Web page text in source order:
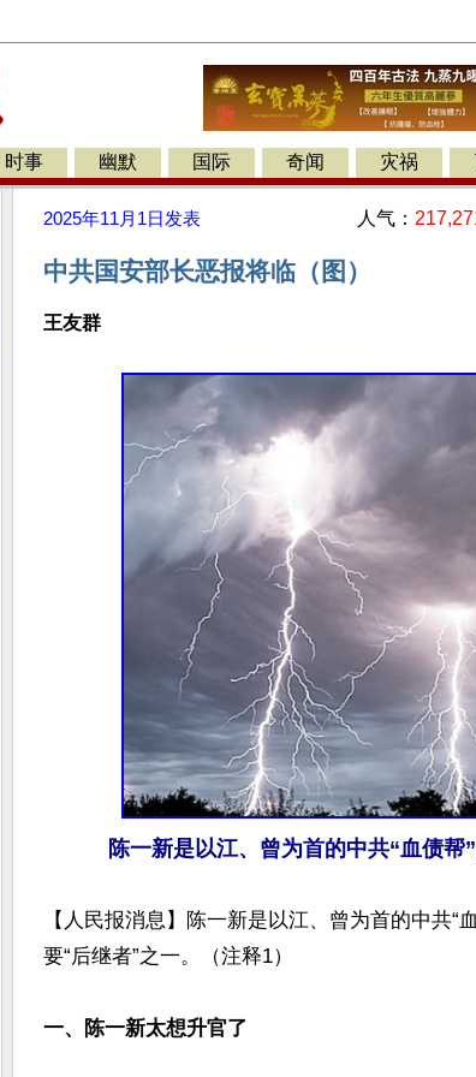
时事 幽默 国际 奇闻 灾祸
2025年11月1日 发表 人气：
中共国安部长恶报将临（图）
王友群
陈一新是以江、曾为首的中共“血债
【人民报消息】陈一新是以江、曾为首的中共“
要“后继者”之一。（注释1）
一、陈一新太想升官了